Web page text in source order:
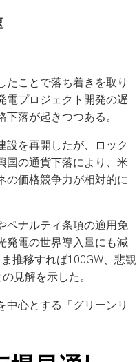
たことで落ち着きを取り
電プロジェクト開発の遅
落が起きつつある。
設を再開したが、ロック
国の通貨下落により、米
の価格競争力が相対的に
ペナルティ条項の適用免
発電の世界導入量にも減
推移すれば100GW、悲観
見解を示した。
中心とする「グリーンリ